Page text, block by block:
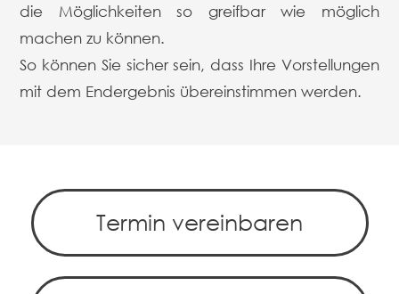
die Möglichkeiten so greifbar wie möglich
machen zu können.
So können Sie sicher sein, dass Ihre Vorstellungen
mit dem Endergebnis übereinstimmen werden.
Termin vereinbaren